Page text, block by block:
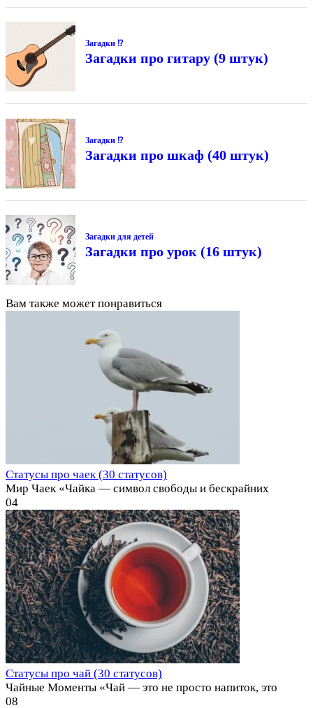
Загадки ⁉
Загадки про гитару (9 штук)
Загадки ⁉
Загадки про шкаф (40 штук)
Загадки для детей
Загадки про урок (16 штук)
Вам также может понравиться
Статусы про чаек (30 статусов)
Мир Чаек «Чайка — символ свободы и бескрайних
04
Статусы про чай (30 статусов)
Чайные Моменты «Чай — это не просто напиток, это
08